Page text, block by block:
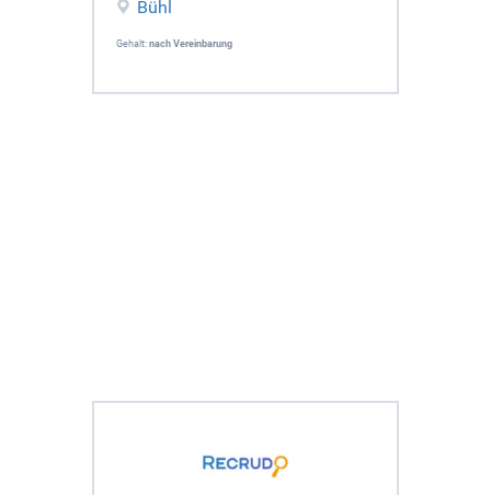
Bühl
Gehalt: nach Vereinbarung